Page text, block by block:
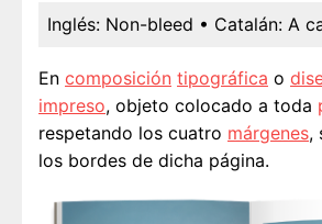
Inglés: Non-bleed • Catalán: A
En composición tipográfica o
impreso, objeto colocado a toda
respetando los cuatro márgenes,
los bordes de dicha página.